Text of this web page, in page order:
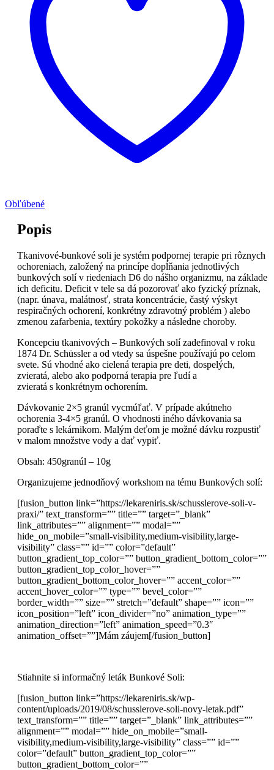
Obľúbené
Popis
Tkanivové-bunkové soli je systém podpornej terapie pri rôznych
ochoreniach, založený na princípe dopĺňania jednotlivých
bunkových solí v riedeniach D6 do nášho organizmu, na základe
ich deficitu. Deficit v tele sa dá pozorovať ako fyzický príznak,
(napr. únava, malátnosť, strata koncentrácie, častý výskyt
respiračných ochorení, konkrétny zdravotný problém ) alebo
zmenou zafarbenia, textúry pokožky a následne choroby.
Koncepciu tkanivových – Bunkových solí zadefinoval v roku
1874 Dr. Schüssler a od vtedy sa úspešne používajú po celom
svete. Sú vhodné ako cielená terapia pre deti, dospelých,
zvieratá, alebo ako podporná terapia pre ľudí a
zvieratá s konkrétnym ochorením.
Dávkovanie 2×5 granúl vycmúľať. V prípade akútneho
ochorenia 3-4×5 granúl. O vhodnosti iného dávkovania sa
poraďte s lekárnikom. Malým deťom je možné dávku rozpustiť
v malom množstve vody a dať vypiť.
Obsah: 450granúl – 10g
Organizujeme jednodňový workshom na tému Bunkových solí:
[fusion_button link=”https://lekareniris.sk/schusslerove-soli-v-
praxi/” text_transform=”” title=”” target=”_blank”
link_attributes=”” alignment=”” modal=””
hide_on_mobile=”small-visibility,medium-visibility,large-
visibility” class=”” id=”” color=”default”
button_gradient_top_color=”” button_gradient_bottom_color=””
button_gradient_top_color_hover=””
button_gradient_bottom_color_hover=”” accent_color=””
accent_hover_color=”” type=”” bevel_color=””
border_width=”” size=”” stretch=”default” shape=”” icon=””
icon_position=”left” icon_divider=”no” animation_type=””
animation_direction=”left” animation_speed=”0.3″
animation_offset=””]Mám záujem[/fusion_button]
Stiahnite si informačný leták Bunkové Soli:
[fusion_button link=”https://lekareniris.sk/wp-
content/uploads/2019/08/schusslerove-soli-novy-letak.pdf”
text_transform=”” title=”” target=”_blank” link_attributes=””
alignment=”” modal=”” hide_on_mobile=”small-
visibility,medium-visibility,large-visibility” class=”” id=””
color=”default” button_gradient_top_color=””
button_gradient_bottom_color=””